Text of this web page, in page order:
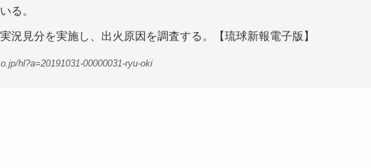
る。
況見分を実施し、出火原因を調査する。【琉球新報電子版】
hl?a=20191031-00000031-ryu-oki